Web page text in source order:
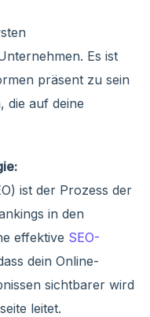
Es ist
präsent zu sein
die auf deine
ist der Prozess der
in den
effektive SEO-
dein Online-
sichtbarer wird
leitet.